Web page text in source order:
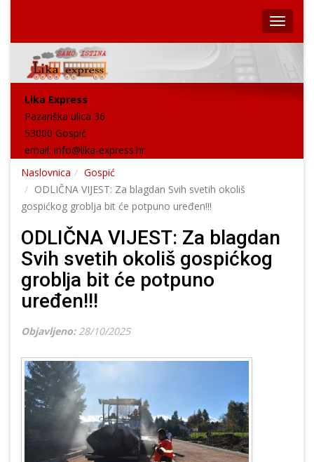
Lika Express
Pazariška ulica 36
53000 Gospić
email: info@lika-express.hr
Naslovnica
Gospić
ODLIČNA VIJEST: Za blagdan Svih svetih okoliš
gospićkog groblja bit će potpuno uređen!!!
ODLIČNA VIJEST: Za blagdan
Svih svetih okoliš gospićkog
groblja bit će potpuno
uređen!!!
Objavljeno: 28/10/2025